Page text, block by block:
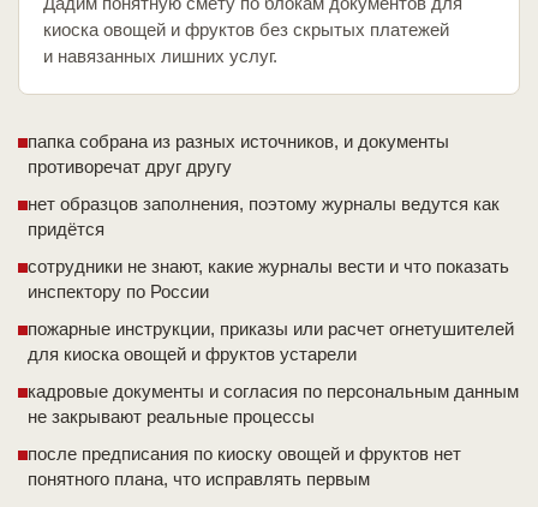
киоска овощей и фруктов без скрытых платежей
и навязанных лишних услуг.
папка собрана из разных источников, и документы
противоречат друг другу
нет образцов заполнения, поэтому журналы ведутся как
придётся
сотрудники не знают, какие журналы вести и что показать
инспектору по России
пожарные инструкции, приказы или расчет огнетушителей
для киоска овощей и фруктов устарели
кадровые документы и согласия по персональным данным
не закрывают реальные процессы
после предписания по киоску овощей и фруктов нет
понятного плана, что исправлять первым